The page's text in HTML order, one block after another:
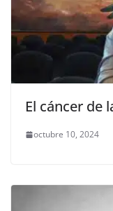
El cáncer de
octubre 10, 2024